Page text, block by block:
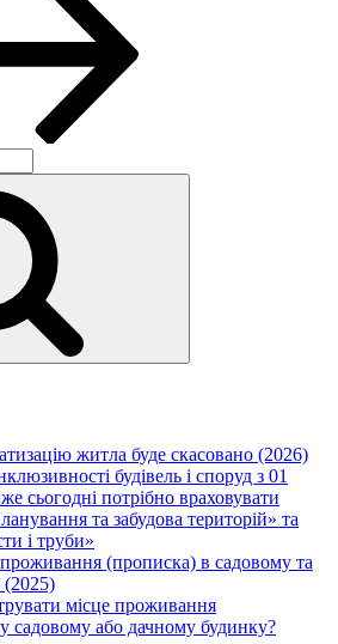
житла буде скасовано (2026)
будівель і споруд з 01
сьогодні потрібно враховувати
та забудова територій» та
і труби»
проживання (прописка) в садовому та
(2025)
місце проживання
садовому або дачному будинку?